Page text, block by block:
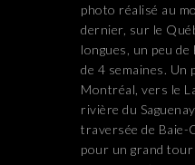
photo réalisé au
dernier, sur le
longues, un peu
de 4 semaines. Un
Montréal, vers le
rivière du
traversée de Baie-
pour un grand tour